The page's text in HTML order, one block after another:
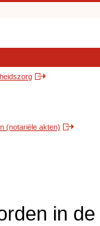
(notariële akten)
in